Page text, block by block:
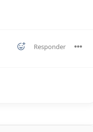
Responder